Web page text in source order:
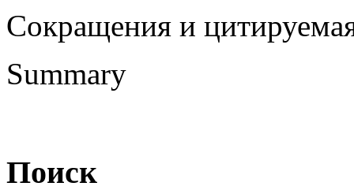
Сокращения и
Summary
Поиск